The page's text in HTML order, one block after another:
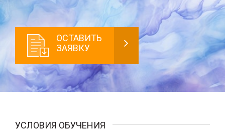
ОСТАВИТЬ
ЗАЯВКУ
УСЛОВИЯ ОБУЧЕНИЯ